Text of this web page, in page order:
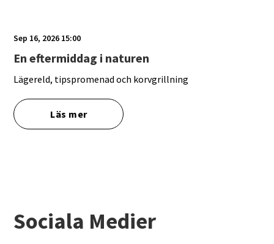
Sep 16, 2026 15:00
En eftermiddag i naturen
Lägereld, tipspromenad och korvgrillning
Läs mer
Sociala Medier